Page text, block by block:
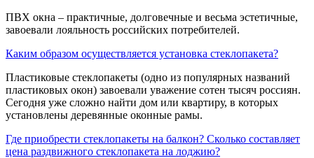
ПВХ окна – практичные, долговечные и весьма эстетичные,
завоевали лояльность российских потребителей.
Каким образом осуществляется установка стеклопакета?
Пластиковые стеклопакеты (одно из популярных названий
пластиковых окон) завоевали уважение сотен тысяч россиян.
Сегодня уже сложно найти дом или квартиру, в которых
установлены деревянные оконные рамы.
Где приобрести стеклопакеты на балкон? Сколько составляет
цена раздвижного стеклопакета на лоджию?